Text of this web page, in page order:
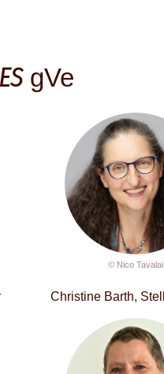
gVe
© Nico Tavalai
Christine Barth,